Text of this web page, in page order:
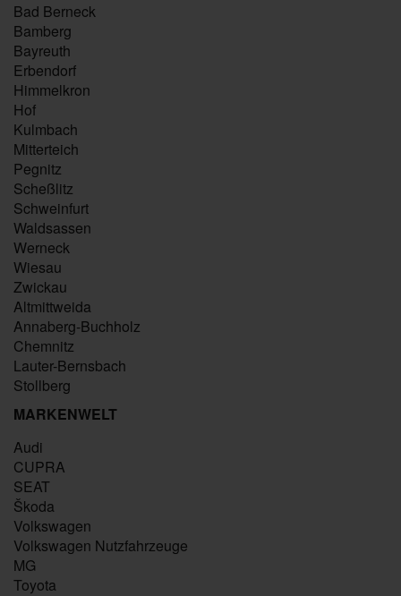
Bad Berneck
Bamberg
Bayreuth
Erbendorf
Himmelkron
Hof
Kulmbach
Mitterteich
Pegnitz
Scheßlitz
Schweinfurt
Waldsassen
Werneck
Wiesau
Zwickau
Altmittweida
Annaberg-Buchholz
Chemnitz
Lauter-Bernsbach
Stollberg
MARKENWELT
Audi
CUPRA
SEAT
Škoda
Volkswagen
Volkswagen Nutzfahrzeuge
MG
Toyota